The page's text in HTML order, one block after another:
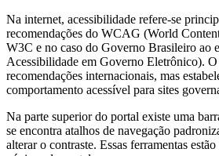
Na internet, acessibilidade refere-se
recomendações do WCAG (World
W3C e no caso do Governo Brasileiro ao
Acessibilidade em Governo Eletrônico).
recomendações internacionais, mas
comportamento acessível para sites
Na parte superior do portal existe uma
se encontra atalhos de navegação
alterar o contraste. Essas ferramentas